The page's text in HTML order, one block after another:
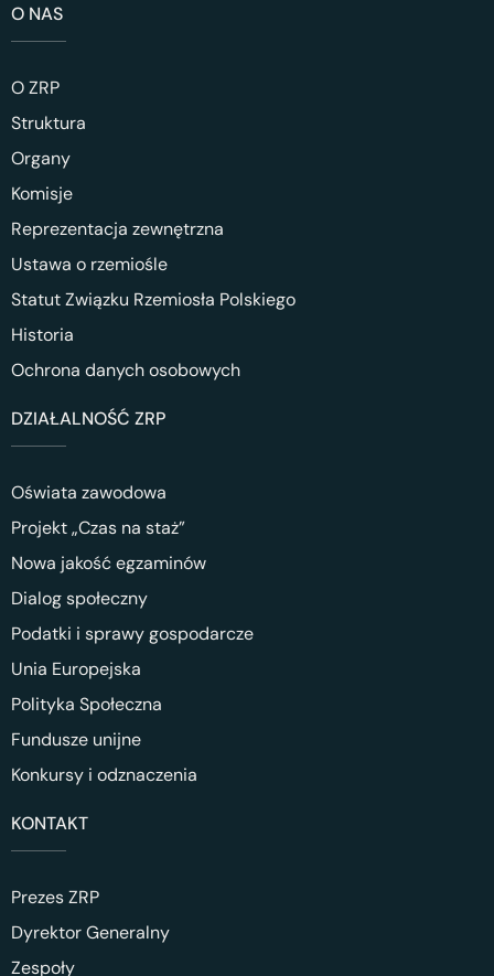
O NAS
O ZRP
Struktura
Organy
Komisje
Reprezentacja zewnętrzna
Ustawa o rzemiośle
Statut Związku Rzemiosła Polskiego
Historia
Ochrona danych osobowych
DZIAŁALNOŚĆ ZRP
Oświata zawodowa
Projekt „Czas na staż”
Nowa jakość egzaminów
Dialog społeczny
Podatki i sprawy gospodarcze
Unia Europejska
Polityka Społeczna
Fundusze unijne
Konkursy i odznaczenia
KONTAKT
Prezes ZRP
Dyrektor Generalny
Zespoły